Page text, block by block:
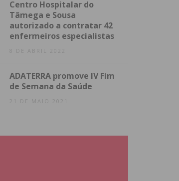
Centro Hospitalar do
Tâmega e Sousa
autorizado a contratar 42
enfermeiros especialistas
8 DE ABRIL 2022
ADATERRA promove IV Fim
de Semana da Saúde
21 DE MAIO 2021